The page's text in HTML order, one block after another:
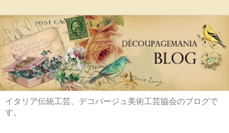
イタリア伝統工芸、デコパージュ美術工芸協会のブログで
す。